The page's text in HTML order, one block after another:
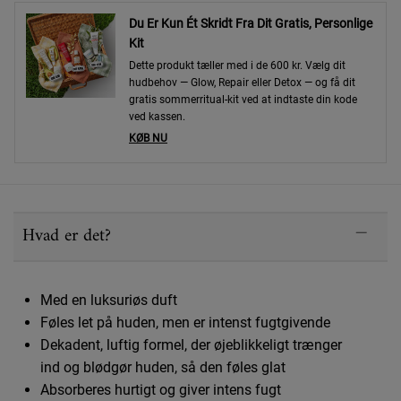
Du Er Kun Ét Skridt Fra Dit Gratis, Personlige
Kit
Dette produkt tæller med i de 600 kr. Vælg dit
hudbehov — Glow, Repair eller Detox — og få dit
gratis sommerritual-kit ved at indtaste din kode
ved kassen.
KØB NU
Hvad er det?
Med en luksuriøs duft
Føles let på huden, men er intenst fugtgivende
Dekadent, luftig formel, der øjeblikkeligt trænger
ind og blødgør huden, så den føles glat
Absorberes hurtigt og giver intens fugt